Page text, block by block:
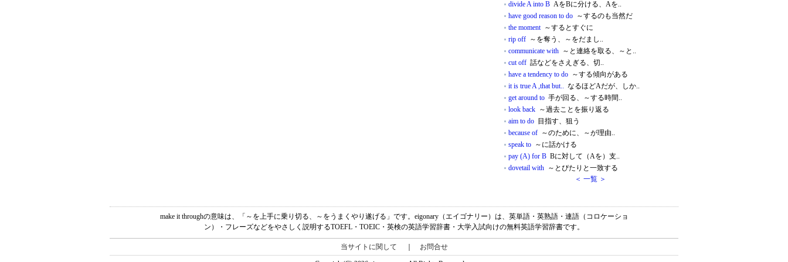
divide A into B AをBに分ける、Aを..
have good reason to do ～するのも当然だ
the moment～するとすぐに
rip off ～を奪う、～をだまし..
communicate with ～と連絡を取る、～と..
cut off 話などをさえぎる、切..
have a tendency to do ～する傾向がある
it is true A ,that but.. なるほどAだが、しか..
get around to 手が回る、～する時間..
look back ～過去ことを振り返る
aim to do 目指す、狙う
because of ～のために、～が理由..
speak to ～に話かける
pay (A) for B Bに対して（Aを）支..
dovetail with ～とぴたりと一致する
＜ 一覧 ＞
make it throughの意味は、「～を上手に乗り切る、～をうまくやり遂げる」です。eigonary（エイゴナリー）は、英単語・英熟語・連語（コロケーショ
ン）・フレーズなどをやさしく説明するTOEFL・TOEIC・英検の英語学習辞書・大学入試向けの無料英語学習辞書です。
当サイトに関して お問合せ